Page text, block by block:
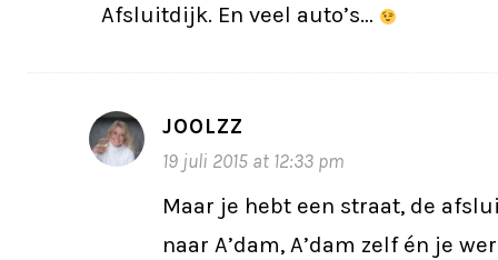
Afsluitdijk. En veel auto’s…
JOOLZZ
19 juli 2015 at 12:33 pm
Maar je hebt een straat, de
naar A’dam, A’dam zelf én je